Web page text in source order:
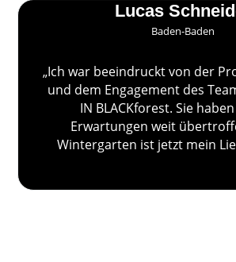
Lucas
Baden-Baden
„Ich war beeindruckt von der
und dem Engagement des
IN BLACKforest. Sie
Erwartungen weit
Wintergarten ist jetzt mein